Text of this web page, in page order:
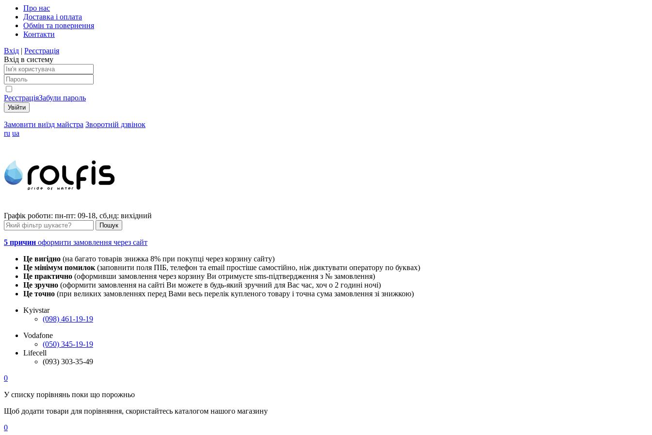
Про нас
Доставка і оплата
Обмін та повернення
Контакти
Вхід | Реєстрація
Вхід в систему
РеєстраціяЗабули пароль
Замовити виїзд майстра Зворотній дзвінок
ru ua
Графік роботи: пн-пт: 09-18, сб,нд: вихідний
5 причин оформити замовлення через сайт
Це вигідно (на багато товарів знижка 8% при покупці через корзину сайту)
Це мінімум помилок (заповнити поля ПІБ, телефон та email простіше самостійно, ніж диктувати оператору по буквах)
Це практично (оформивши замовлення через корзину Ви отримуєте sms-підтвердження з № замовлення)
Це зручно (оформити замовлення на сайті Ви можете в будь-який зручний для Вас час, хоч о 2 годині ночі)
Це точно (при великих замовленнях перед Вами весь перелік купленого товару і точна сума замовлення зі знижкою)
Kyivstar
(098) 461-19-19
Vodafone
(050) 345-19-19
Lifecell
(093) 303-35-49
0
У списку порівнянь поки що порожньо
Щоб додати товари для порівняння, скористайтесь каталогом нашого магазину
0